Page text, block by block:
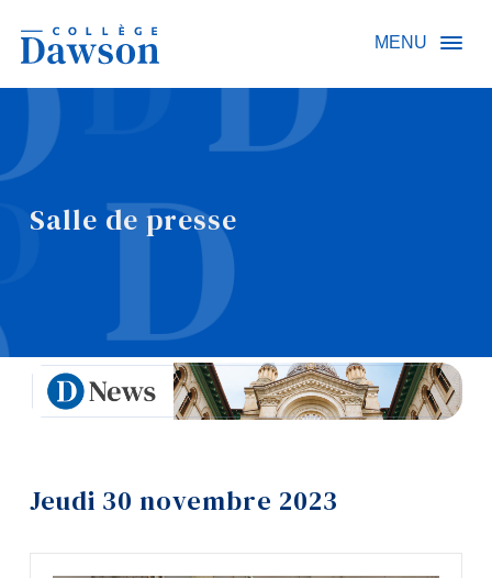
MENU
Salle de presse
Jeudi 30 novembre 2023
Recherche sur le site
Recherche de personnes
EN
Carrières
Liens rapides